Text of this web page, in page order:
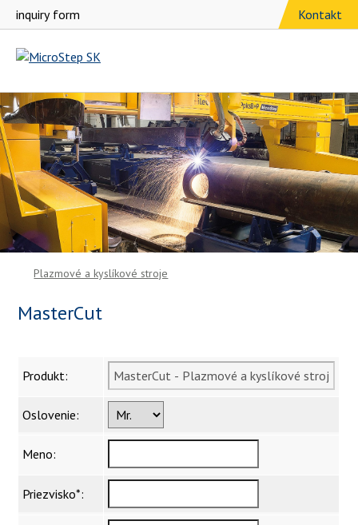
Kontakt
Produkty Videá Referencie Novinky
Výstavy
Zákazkové rezanie
Kariéra O nás
Plazmové a kyslíkové stroje
MasterCut
Produkt:
Oslovenie:
Meno:
Priezvisko*: